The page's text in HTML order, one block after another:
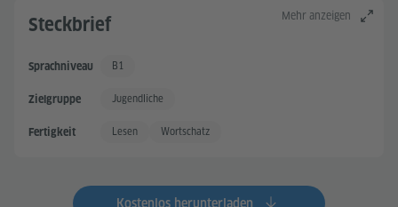
Mehr anzeigen
Steckbrief
Sprachniveau Gute Sprachkenntnisse
B1
Zielgruppe Jugendliche
Fertigkeit Lesen Wortschatz
Kostenlos herunterladen